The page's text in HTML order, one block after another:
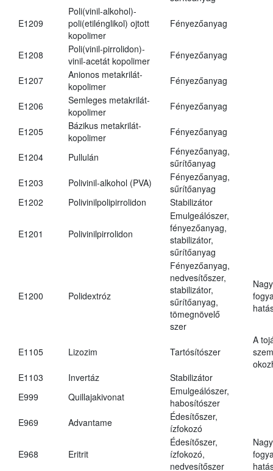
E1209
Poli(vinil-alkohol)-
poli(etilénglikol) ojtott
kopolimer
Fényezőanyag
E1208
Poli(vinil-pirrolidon)-
vinil-acetát kopolimer
Fényezőanyag
E1207
Anionos metakrilát-
kopolimer
Fényezőanyag
E1206
Semleges metakrilát-
kopolimer
Fényezőanyag
E1205
Bázikus metakrilát-
kopolimer
Fényezőanyag
E1204 Pullulán
Fényezőanyag,
sűrítőanyag
E1203
Polivinil-alkohol (PVA)
Fényezőanyag,
sűrítőanyag
E1202
Polivinilpolipirrolidon Stabilizátor
E1201 Polivinilpirrolidon
Emulgeálószer,
fényezőanyag,
stabilizátor,
sűrítőanyag
E1200 Polidextróz
Fényezőanyag,
nedvesítőszer,
stabilizátor,
sűrítőanyag,
tömegnövelő
szer
E1105 Lizozim Tartósítószer
A
E1103
Invertáz
Stabilizátor
E999
Quillajakivonat
Emulgeálószer,
habosítószer
E969
Advantame
Édesítőszer,
ízfokozó
E968 Eritrit
Édesítőszer,
ízfokozó,
nedvesítőszer